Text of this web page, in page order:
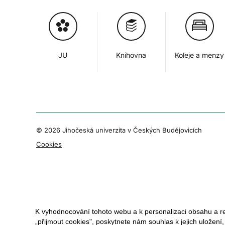
JU Knihovna Koleje a menzy
© 2026 Jihočeská univerzita v Českých Budějovicích
Cookies
K vyhodnocování tohoto webu a k personalizaci obsahu a
„přijmout cookies", poskytnete nám souhlas k jejich